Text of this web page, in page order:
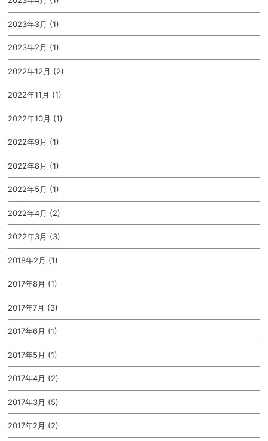
2023年3月 (1)
2023年2月 (1)
2022年12月 (2)
2022年11月 (1)
2022年10月 (1)
2022年9月 (1)
2022年8月 (1)
2022年5月 (1)
2022年4月 (2)
2022年3月 (3)
2018年2月 (1)
2017年8月 (1)
2017年7月 (3)
2017年6月 (1)
2017年5月 (1)
2017年4月 (2)
2017年3月 (5)
2017年2月 (2)